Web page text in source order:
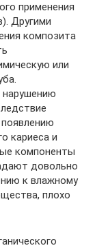
применения
Другими
композита
или
нарушению
кариеса и
компоненты
довольно
к влажному
плохо